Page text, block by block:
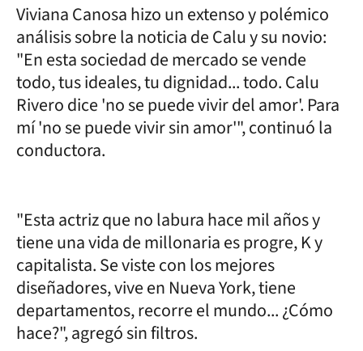
Viviana Canosa hizo un extenso y polémico
análisis sobre la noticia de Calu y su novio:
"En esta sociedad de mercado se vende
todo, tus ideales, tu dignidad... todo. Calu
Rivero dice 'no se puede vivir del amor'. Para
mí 'no se puede vivir sin amor'", continuó la
conductora.
"Esta actriz que no labura hace mil años y
tiene una vida de millonaria es progre, K y
capitalista. Se viste con los mejores
diseñadores, vive en Nueva York, tiene
departamentos, recorre el mundo... ¿Cómo
hace?", agregó sin filtros.